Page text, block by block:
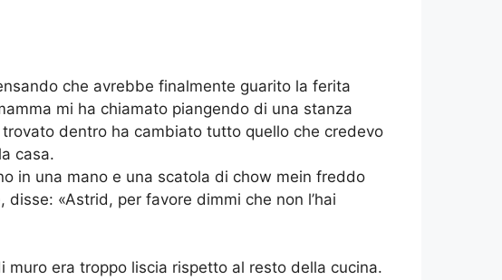
che avrebbe finalmente guarito la ferita
mi ha chiamato piangendo di una stanza
dentro ha cambiato tutto quello che credevo
casa.
in una mano e una scatola di chow mein freddo
disse: «Astrid, per favore dimmi che non l’hai
era troppo liscia rispetto al resto della cucina.